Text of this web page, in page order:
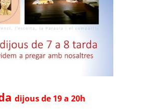
dijous de 19 a 20h